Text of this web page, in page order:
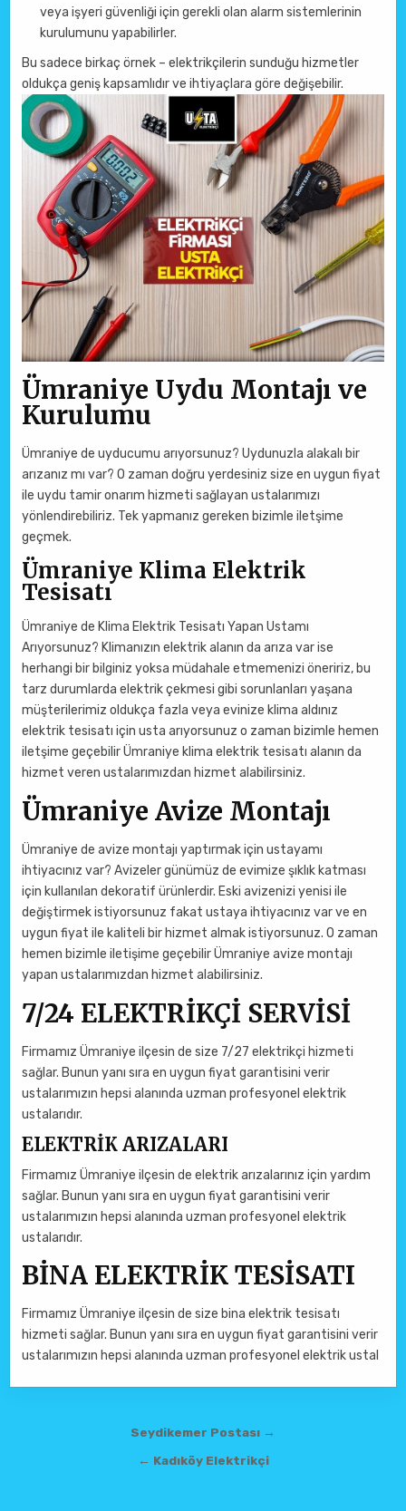
veya işyeri güvenliği için gerekli olan alarm sistemlerinin
kurulumunu yapabilirler.
Bu sadece birkaç örnek – elektrikçilerin sunduğu hizmetler
oldukça geniş kapsamlıdır ve ihtiyaçlara göre değişebilir.
Ümraniye Uydu Montajı ve
Kurulumu
Ümraniye de uyducumu arıyorsunuz? Uydunuzla alakalı bir
arızanız mı var? O zaman doğru yerdesiniz size en uygun fiyat
ile uydu tamir onarım hizmeti sağlayan ustalarımızı
yönlendirebiliriz. Tek yapmanız gereken bizimle iletşime
geçmek.
Ümraniye Klima Elektrik
Tesisatı
Ümraniye de Klima Elektrik Tesisatı Yapan Ustamı
Arıyorsunuz? Klimanızın elektrik alanın da arıza var ise
herhangi bir bilginiz yoksa müdahale etmemenizi öneririz, bu
tarz durumlarda elektrik çekmesi gibi sorunlanları yaşana
müşterilerimiz oldukça fazla veya evinize klima aldınız
elektrik tesisatı için usta arıyorsunuz o zaman bizimle hemen
iletşime geçebilir Ümraniye klima elektrik tesisatı alanın da
hizmet veren ustalarımızdan hizmet alabilirsiniz.
Ümraniye Avize Montajı
Ümraniye de avize montajı yaptırmak için ustayamı
ihtiyacınız var? Avizeler günümüz de evimize şıklık katması
için kullanılan dekoratif ürünlerdir. Eski avizenizi yenisi ile
değiştirmek istiyorsunuz fakat ustaya ihtiyacınız var ve en
uygun fiyat ile kaliteli bir hizmet almak istiyorsunuz. O zaman
hemen bizimle iletişime geçebilir Ümraniye avize montajı
yapan ustalarımızdan hizmet alabilirsiniz.
7/24 ELEKTRİKÇİ SERVİSİ
Firmamız Ümraniye ilçesin de size 7/27 elektrikçi hizmeti
sağlar. Bunun yanı sıra en uygun fiyat garantisini verir
ustalarımızın hepsi alanında uzman profesyonel elektrik
ustalarıdır.
ELEKTRİK ARIZALARI
Firmamız Ümraniye ilçesin de elektrik arızalarınız için yardım
sağlar. Bunun yanı sıra en uygun fiyat garantisini verir
ustalarımızın hepsi alanında uzman profesyonel elektrik
ustalarıdır.
BİNA ELEKTRİK TESİSATI
Firmamız Ümraniye ilçesin de size bina elektrik tesisatı
hizmeti sağlar. Bunun yanı sıra en uygun fiyat garantisini verir
ustalarımızın hepsi alanında uzman profesyonel elektrik ustal
Yazı gezinmesiSeydikemer Postası →
← Kadıköy Elektrikçi